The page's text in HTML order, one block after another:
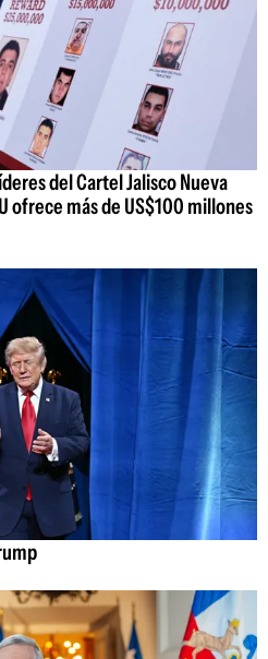
del Cartel Jalisco Nueva
ofrece más de US$100 millones